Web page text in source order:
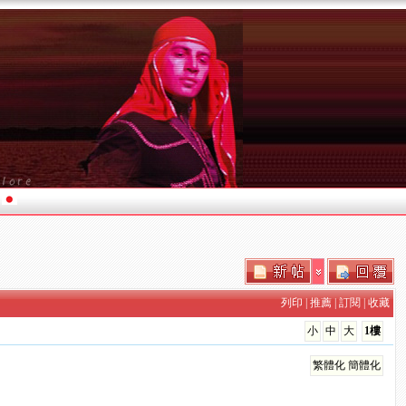
列印 |推薦 |訂閱 |收藏
1樓
大
中
小
繁體化 簡體化